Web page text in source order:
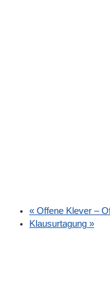
« Offene Klever –
Klausurtagung »